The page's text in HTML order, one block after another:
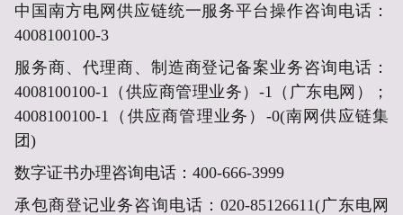
中国南方电网供应链统一服务平台操作咨询电话：
4008100100-3
服务商、代理商、制造商登记备案业务咨询电话：
4008100100-1（供应商管理业务）-1（广东电网）；
4008100100-1（供应商管理业务）-0(南网供应链集
团)
数字证书办理咨询电话： 400-666-3999
承包商登记业务咨询电话： 020-85126611(广东电网